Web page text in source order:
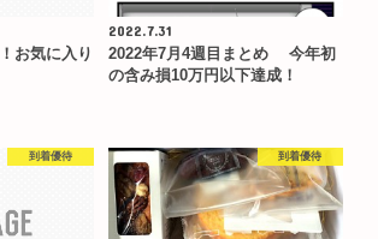
お気に入り
2022.7.31
2022年7月4週目まとめ 今年初
の含み損10万円以下達成！
到着優待 到着優待